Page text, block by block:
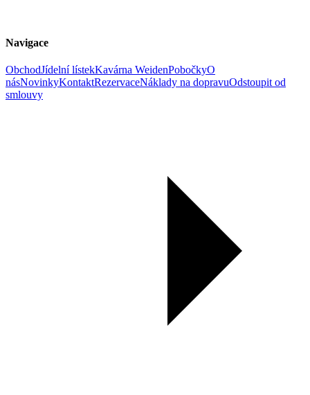
Navigace
ObchodJídelní lístekKavárna WeidenPobočkyO
násNovinkyKontaktRezervaceNáklady na dopravuOdstoupit od
smlouvy